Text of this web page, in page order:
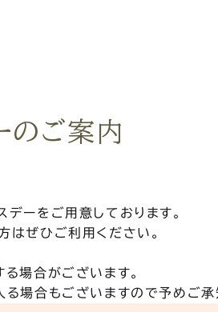
のご案内
ーをご用意しております。
はぜひご利用ください。
場合がございます。
場合もございますので予めご承